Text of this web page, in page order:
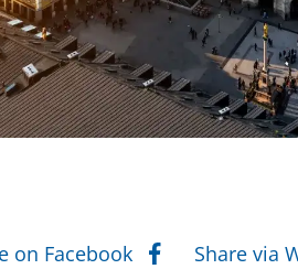
actions
on Facebook Share via